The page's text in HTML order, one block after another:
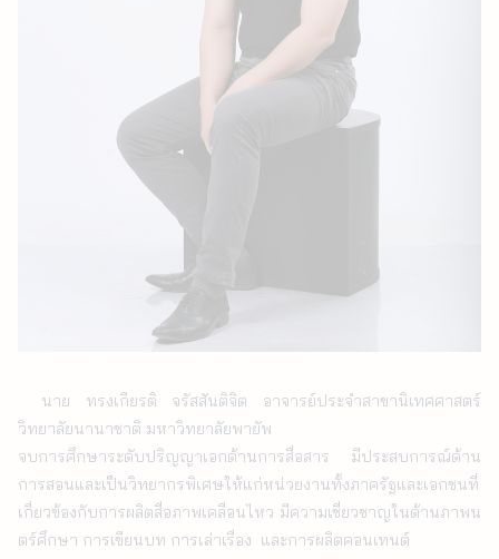
นาย ทรงเกียรติ จรัสสันติจิต อาจารย์ประจำสาขานิเทศศาสตร์
วิทยาลัยนานาชาติ มหาวิทยาลัยพายัพ
จบการศึกษาระดับปริญญาเอกด้านการสื่อสาร มีประสบการณ์ด้าน
การสอนและเป็นวิทยากรพิเศษให้แก่หน่วยงานทั้งภาครัฐและเอกชนที่
เกี่ยวข้องกับการผลิตสื่อภาพเคลื่อนไหว มีความเชี่ยวชาญในด้านภาพน
ตร์ศึกษา การเขียนบท การเล่าเรื่อง  และการผลิตคอนเทนต์